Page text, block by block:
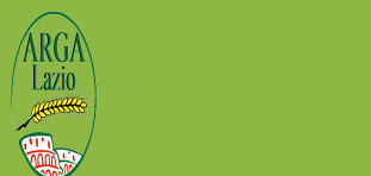
Salta
al
contenuto